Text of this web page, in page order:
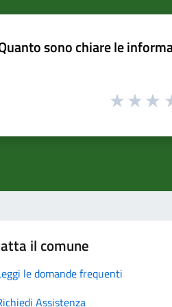
sono chiare le
il comune
le domande frequenti
Assistenza